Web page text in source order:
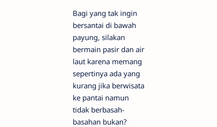
Bagi yang tak ingin
bersantai di bawah
payung, silakan
bermain pasir dan air
laut karena memang
sepertinya ada yang
kurang jika berwisata
ke pantai namun
tidak berbasah-
basahan bukan?